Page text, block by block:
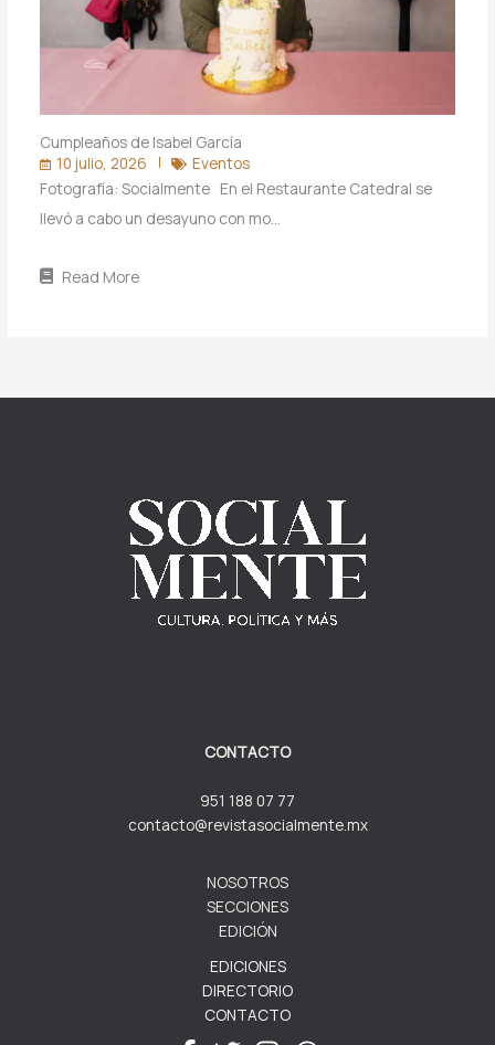
Cumpleaños de Isabel García
10 julio, 2026
Eventos
Fotografía: Socialmente En el Restaurante Catedral se
llevó a cabo un desayuno con mo…
Read More
CONTACTO
951 188 07 77
contacto@revistasocialmente.mx
NOSOTROS
SECCIONES
EDICIÓN
EDICIONES
DIRECTORIO
CONTACTO